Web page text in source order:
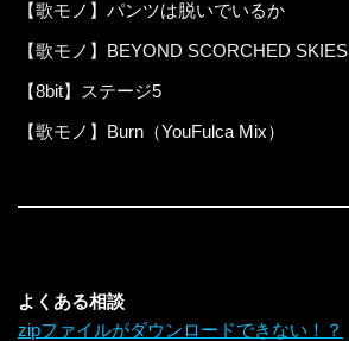
【歌モノ】パンツは脱いでいるか
【歌モノ】BEYOND SCORCHED SKIES
【8bit】ステージ5
【歌モノ】Burn（YouFulca Mix）
よくある相談
zipファイルがダウンロードできない！？